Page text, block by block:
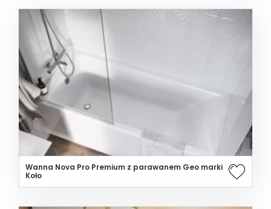
Wanna Nova Pro Premium z parawanem Geo marki
Koło